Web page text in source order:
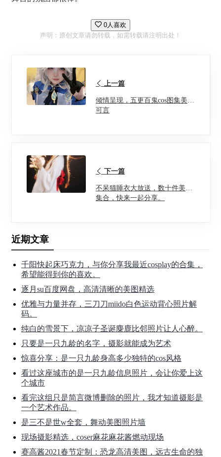
0人喜欢
声明：原创文章请勿转载，如需转载请注明出处！
上一篇
倾情呈现，五更百鬼cos图集美不
可言
下一篇
不呆猫睡衣大放送，数十件美图
集合，快来一起分享。
近期文章
千阳快起床巧克力，与你分享我最近cosplay的合集，
希望能得到你的喜欢。
逐月su百度网盘，高清清晰的美图精选
优雅与力量并存，三刀刀miido白色运动背心照片解
码。
纯白的雪景下，凉凉子圣诞麋鹿比邻照片让人心醉。
只要是一只九龄的名字，摄影就能成为艺术
惊喜分享：是一只九龄身高多少独特的cos风格
看过这座城市的是一只九龄信息照片，会让你爱上这
个城市
看完这组只是简言微博删除的照片，我才知道摄影是
一个艺术作品。
是三不是世w全套，舞动美图照片墙
现场摄影精选，coser麻花麻花酱燃动现场
赛高酱2021春节定制：恐龙高清美图，远古生命的独